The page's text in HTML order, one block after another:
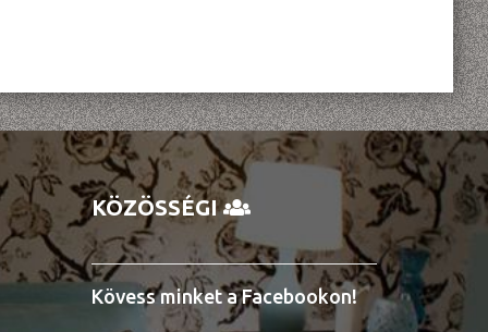
KÖZÖSSÉGI
Kövess minket a Facebookon!